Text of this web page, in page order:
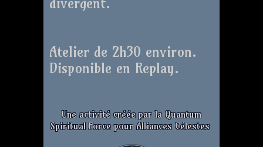
Atelier de 2h30 environ.
Disponible en Replay.
Une activité créée par la Quantum
Spiritual Force pour Alliances Célestes